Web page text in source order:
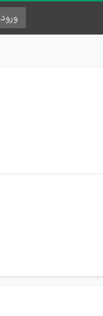
ورود